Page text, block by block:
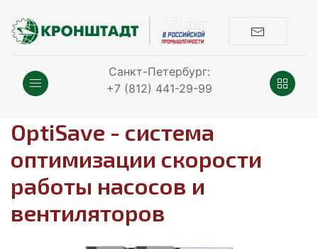
Санкт-Петербург:
+7 (812) 441-29-99
OptiSave - система
оптимизации скорости
работы насосов и
вентиляторов